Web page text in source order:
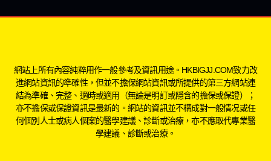
網站上所有內容純粹用作一般參考及資訊用途。HKBIGJJ.COM致力改
進網站資訊的準確性，但並不擔保網站資訊或所提供的第三方網站連
結為準確、完整、適時或適用（無論是明訂或隱含的擔保或保證）；
亦不擔保或保證資訊是最新的。網站的資訊並不構成對一般情况或任
何個別人士或病人個案的醫學建議、診斷或治療，亦不應取代專業醫
學建議、診斷或治療。